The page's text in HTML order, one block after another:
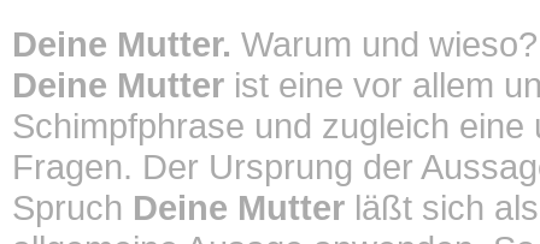
Deine Mutter. Warum und wieso?
Deine Mutter ist eine vor allem
Schimpfphrase und zugleich
Fragen. Der Ursprung der
Spruch Deine Mutter läßt sich